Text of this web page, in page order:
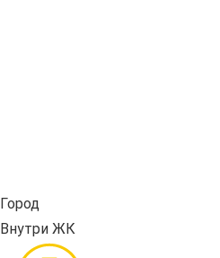
Город
Внутри ЖК